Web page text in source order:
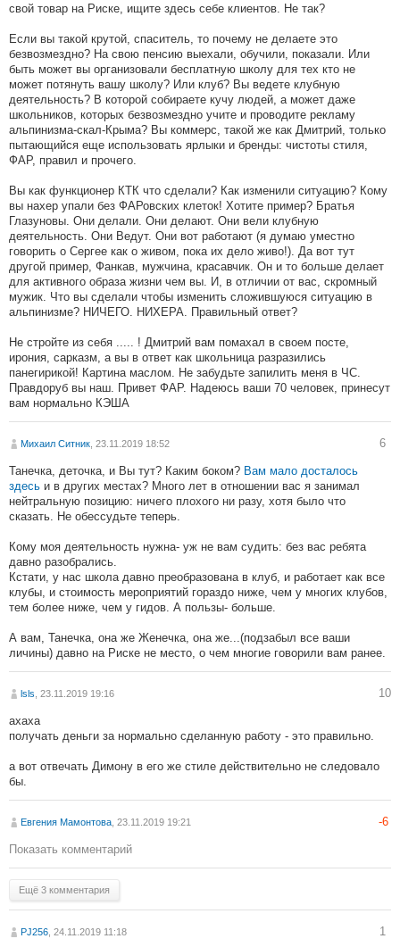
свой товар на Риске, ищите здесь себе клиентов. Не так?
Если вы такой крутой, спаситель, то почему не делаете это
безвозмездно? На свою пенсию выехали, обучили, показали. Или
быть может вы организовали бесплатную школу для тех кто не
может потянуть вашу школу? Или клуб? Вы ведете клубную
деятельность? В которой собираете кучу людей, а может даже
школьников, которых безвозмездно учите и проводите рекламу
альпинизма-скал-Крыма? Вы коммерс, такой же как Дмитрий, только
пытающийся еще использовать ярлыки и бренды: чистоты стиля,
ФАР, правил и прочего.
Вы как функционер КТК что сделали? Как изменили ситуацию? Кому
вы нахер упали без ФАРовских клеток! Хотите пример? Братья
Глазуновы. Они делали. Они делают. Они вели клубную
деятельность. Они Ведут. Они вот работают (я думаю уместно
говорить о Сергее как о живом, пока их дело живо!). Да вот тут
другой пример, Фанкав, мужчина, красавчик. Он и то больше делает
для активного образа жизни чем вы. И, в отличии от вас, скромный
мужик. Что вы сделали чтобы изменить сложившуюся ситуацию в
альпинизме? НИЧЕГО. НИХЕРА. Правильный ответ?
Не стройте из себя ..... ! Дмитрий вам помахал в своем посте,
ирония, сарказм, а вы в ответ как школьница разразились
панегирикой! Картина маслом. Не забудьте запилить меня в ЧС.
Правдоруб вы наш. Привет ФАР. Надеюсь ваши 70 человек, принесут
вам нормально КЭША
Михаил Ситник , 23.11.2019 18:52 6
Танечка, деточка, и Вы тут? Каким боком? Вам мало досталось
здесь и в других местах? Много лет в отношении вас я занимал
нейтральную позицию: ничего плохого ни разу, хотя было что
сказать. Не обессудьте теперь.
Кому моя деятельность нужна- уж не вам судить: без вас ребята
давно разобрались.
Кстати, у нас школа давно преобразована в клуб, и работает как все
клубы, и стоимость мероприятий гораздо ниже, чем у многих клубов,
тем более ниже, чем у гидов. А пользы- больше.
А вам, Танечка, она же Женечка, она же...(подзабыл все ваши
личины) давно на Риске не место, о чем многие говорили вам ранее.
lsls , 23.11.2019 19:16 10
ахаха
получать деньги за нормально сделанную работу - это правильно.
а вот отвечать Димону в его же стиле действительно не следовало
бы.
Eвгения Мамонтова , 23.11.2019 19:21 -6
Показать комментарий
Ещё 3 комментария
PJ256 , 24.11.2019 11:18 1